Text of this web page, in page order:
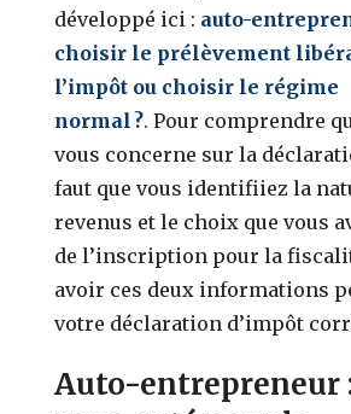
développé ici : auto-
choisir le prélèvement
l’impôt ou choisir le régime
normal ?. Pour comprendre
vous concerne sur la
faut que vous identifiiez la
revenus et le choix que vous
de l’inscription pour la
avoir ces deux informations
votre déclaration d’impôt
Auto-entrepreneur